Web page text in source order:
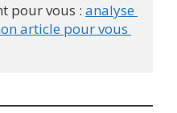
pour vous : analyse
article pour vous